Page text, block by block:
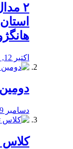
اکتبر 12, 2023
دسامبر 19, 2019
کلاس